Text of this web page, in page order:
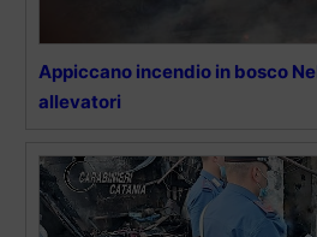
Appiccano incendio in bosco
allevatori